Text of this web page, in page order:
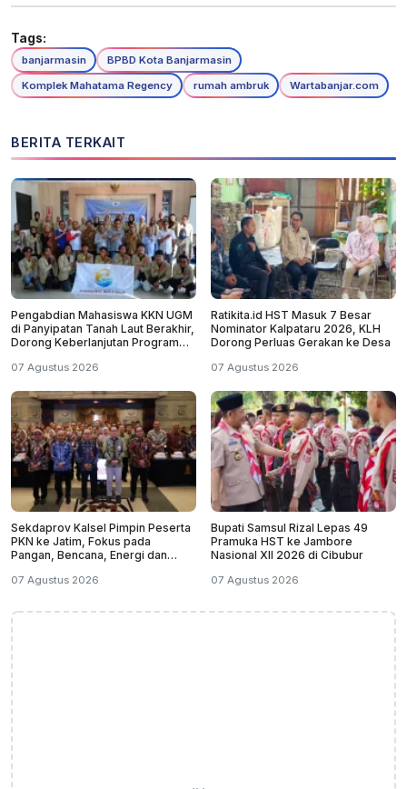
Tags:
banjarmasin
BPBD Kota Banjarmasin
Komplek Mahatama Regency
rumah ambruk Wartabanjar.com
BERITA TERKAIT
Pengabdian Mahasiswa KKN UGM
di Panyipatan Tanah Laut Berakhir,
Dorong Keberlanjutan Program
07 Agustus 2026
Ratikita.id HST Masuk 7 Besar
Nominator Kalpataru 2026, KLH
Dorong Perluas Gerakan ke Desa
07 Agustus 2026
Sekdaprov Kalsel Pimpin Peserta
PKN ke Jatim, Fokus pada
Pangan, Bencana, Energi dan
07 Agustus 2026
Bupati Samsul Rizal Lepas 49
Pramuka HST ke Jambore
Nasional XII 2026 di Cibubur
07 Agustus 2026